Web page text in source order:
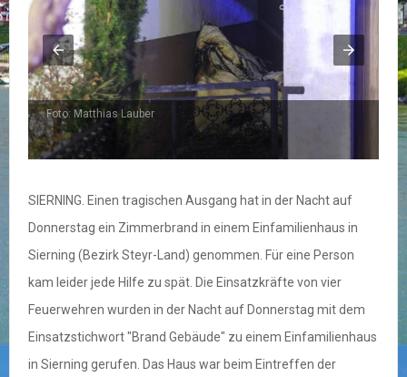
Foto: Matthias Lauber
SIERNING. Einen tragischen Ausgang hat in der Nacht auf
Donnerstag ein Zimmerbrand in einem Einfamilienhaus in
Sierning (Bezirk Steyr-Land) genommen. Für eine Person
kam leider jede Hilfe zu spät. Die Einsatzkräfte von vier
Feuerwehren wurden in der Nacht auf Donnerstag mit dem
Einsatzstichwort "Brand Gebäude" zu einem Einfamilienhaus
in Sierning gerufen. Das Haus war beim Eintreffen der